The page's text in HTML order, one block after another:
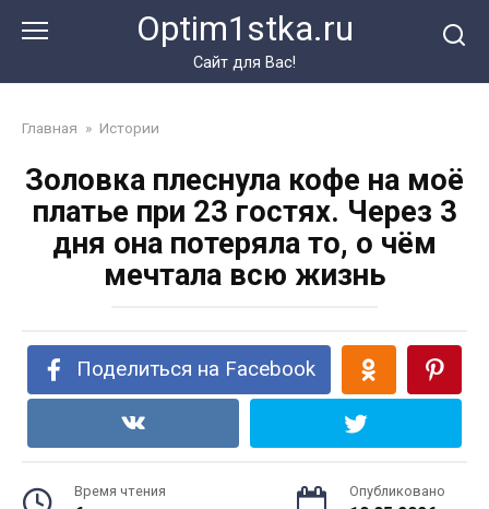
Optim1stka.ru
Сайт для Вас!
Главная » Истории
Золовка плеснула кофе на моё
платье при 23 гостях. Через 3
дня она потеряла то, о чём
мечтала всю жизнь
Поделиться на Facebook
Время чтения Опубликовано